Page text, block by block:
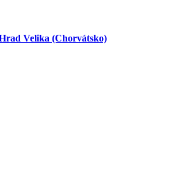
Velika (Chorvátsko)